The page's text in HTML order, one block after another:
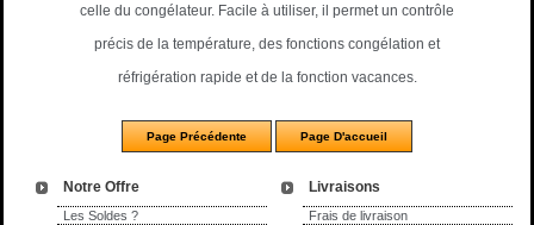
Notre Offre
Les Soldes ?
Livraisons
Frais de livraison
celle du congélateur. Facile à utiliser, il permet un contrôle
précis de la température, des fonctions congélation et
réfrigération rapide et de la fonction vacances.